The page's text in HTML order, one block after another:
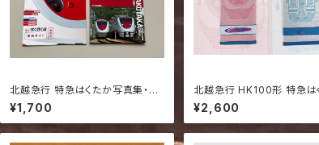
北越急行 特急はくたか写真集・ほ
くほく線車両ガイドセット｜鉄道グ
ッズ 鉄道資料
¥1,700
北越急行 HK100形 特急は
フェイスタオル2点セット｜
ッズ
¥2,600